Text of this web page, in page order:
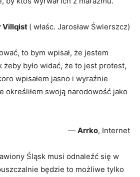
Villqist ( właśc. Jarosław Świerszcz)
to bym wpisał, że jestem
żeby było widać, że to jest protest,
wpisałem jasno i wyraźnie
określiłem swoją narodowość jako
— Arrko, Internet
Śląsk musi odnaleźć się w
będzie to możliwe tylko